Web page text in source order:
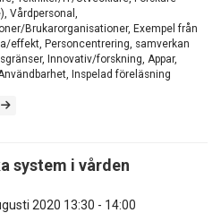
Vårdpersonal,
Brukarorganisationer, Exempel från
effekt, Personcentrering, samverkan
Innovativ/forskning, Appar,
Inspelad föreläsning
system i vården
2020 13:30 - 14:00